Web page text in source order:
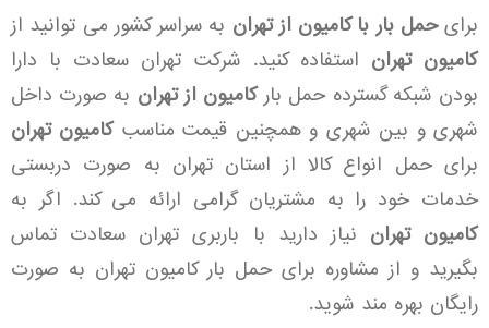
برایحمل بار با کامیون از تهران به سراسر کشور می توانید از
کامیون تهران استفاده کنید. شرکت تهران سعادت با دارا
بودن شبکه گسترده حمل بارکامیون از تهران به صورت داخل
شهری و بین شهری و همچنین قیمت مناسبکامیون تهران
برای حمل انواع کالا از استان تهران به صورت دربستی
خدمات خود را به مشتریان گرامی ارائه می کند. اگر به
کامیون تهران نیاز دارید با باربری تهران سعادت تماس
بگیرید و از مشاوره برای حمل بار کامیون تهران به صورت
رایگان بهره مند شوید.